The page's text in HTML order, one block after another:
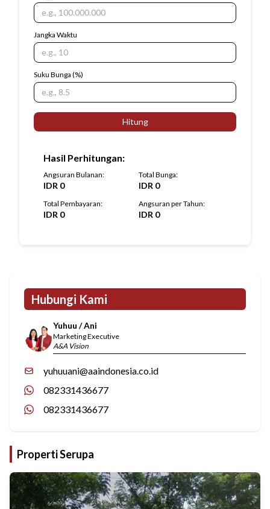
Jangka Waktu
Suku Bunga (%)
Hitung
Hasil Perhitungan:
Angsuran Bulanan:
IDR 0
Total Bunga:
IDR 0
Total Pembayaran:
IDR 0
Angsuran per Tahun:
IDR 0
Hubungi Kami
Yuhuu / Ani
Marketing Executive
A&A Vision
yuhuuani@aaindonesia.co.id
082331436677
082331436677
Properti Serupa